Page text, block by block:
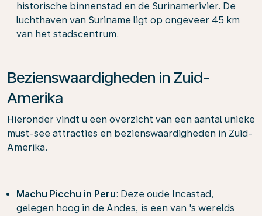
historische binnenstad en de Surinamerivier. De
luchthaven van Suriname ligt op ongeveer 45 km
van het stadscentrum.
Bezienswaardigheden in Zuid-
Amerika
Hieronder vindt u een overzicht van een aantal unieke
must-see attracties en bezienswaardigheden in Zuid-
Amerika.
Machu Picchu in Peru: Deze oude Incastad,
gelegen hoog in de Andes, is een van 's werelds